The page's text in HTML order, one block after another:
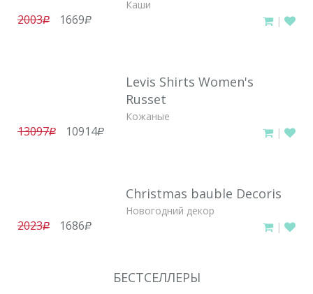
Каши
2003руб. 1669руб. |
Levis Shirts Women's
Russet
Кожаные
13097руб. 10914руб. |
Christmas bauble Decoris
Новогодний декор
2023руб. 1686руб. |
БЕСТСЕЛЛЕРЫ